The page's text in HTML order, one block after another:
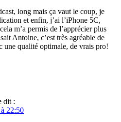
long mais ça vaut le coup, je
et enfin, j’ai l’iPhone 5C,
m’a permis de l’apprécier plus
Antoine, c’est très agréable de
une qualité optimale, de vrais pro!
dit :
22:50